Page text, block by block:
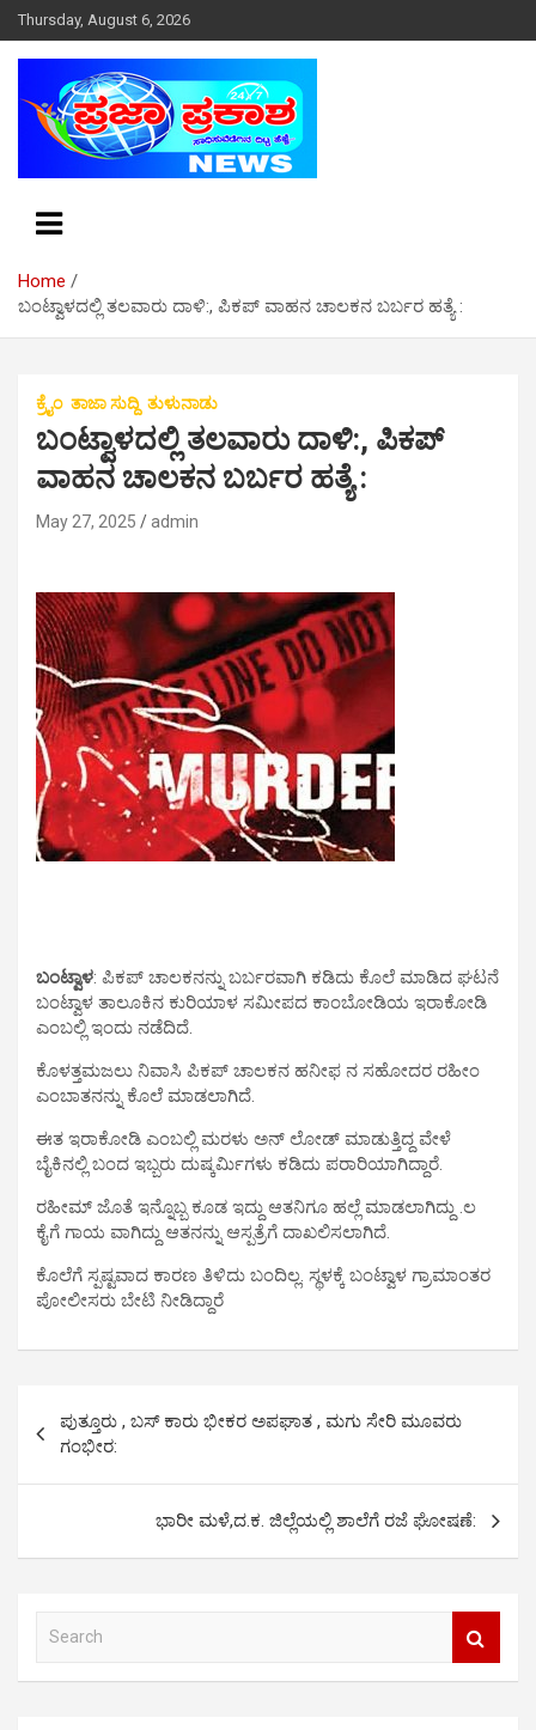
k
Thursday, August 6, 2026
Home
ಬಂಟ್ವಾಳದಲ್ಲಿ ತಲವಾರು ದಾಳಿ:, ಪಿಕಪ್ ವಾಹನ ಚಾಲಕನ‌ ಬರ್ಬರ ಹತ್ಯೆ :
ಕ್ರೈಂ ತಾಜಾ ಸುದ್ದಿ ತುಳುನಾಡು
ಬಂಟ್ವಾಳದಲ್ಲಿ ತಲವಾರು ದಾಳಿ:, ಪಿಕಪ್
ವಾಹನ ಚಾಲಕನ‌ ಬರ್ಬರ ಹತ್ಯೆ :
May 27, 2025 admin
ಬಂಟ್ವಾಳ: ಪಿಕಪ್ ಚಾಲಕನನ್ನು ಬರ್ಬರವಾಗಿ ಕಡಿದು ಕೊಲೆ ಮಾಡಿದ ಘಟನೆ
ಬಂಟ್ವಾಳ ತಾಲೂಕಿನ ಕುರಿಯಾಳ ಸಮೀಪದ ಕಾಂಬೋಡಿಯ ಇರಾಕೋಡಿ
ಎಂಬಲ್ಲಿ ಇಂದು ನಡೆದಿದೆ‌.
ಕೊಳತ್ತಮಜಲು ನಿವಾಸಿ ಪಿಕಪ್ ಚಾಲಕನ ಹನೀಫ ನ ಸಹೋದರ ರಹೀಂ
ಎಂಬಾತನನ್ನು ಕೊಲೆ ಮಾಡಲಾಗಿದೆ.
ಈತ ಇರಾಕೋಡಿ ಎಂಬಲ್ಲಿ ಮರಳು ಅನ್ ಲೋಡ್ ಮಾಡುತ್ತಿದ್ದ ವೇಳೆ
ಬೈಕಿನಲ್ಲಿ ಬಂದ ಇಬ್ಬರು ದುಷ್ಕರ್ಮಿಗಳು ಕಡಿದು ಪರಾರಿಯಾಗಿದ್ದಾರೆ.
ರಹೀಮ್ ಜೊತೆ ಇನ್ನೊಬ್ಬ ಕೂಡ ಇದ್ದು ಆತನಿಗೂ ಹಲ್ಲೆ ಮಾಡಲಾಗಿದ್ದು .ಲ
ಕೈಗೆ ಗಾಯ ವಾಗಿದ್ದು ಆತನನ್ನು ಆಸ್ಪತ್ರೆಗೆ ದಾಖಲಿಸಲಾಗಿದೆ.
ಕೊಲೆಗೆ ಸ್ಪಷ್ಟವಾದ ಕಾರಣ ತಿಳಿದು ಬಂದಿಲ್ಲ. ಸ್ಥಳಕ್ಕೆ ಬಂಟ್ವಾಳ ಗ್ರಾಮಾಂತರ
ಪೋಲೀಸರು ಬೇಟಿ ನೀಡಿದ್ದಾರೆ
s
n
i
ಪುತ್ತೂರು , ಬಸ್ ಕಾರು ಭೀಕರ ಅಪಘಾತ , ಮಗು ಸೇರಿ ಮೂವರು
ಗಂಭೀರ:
ಭಾರೀ ಮಳೆ,ದ.ಕ. ಜಿಲ್ಲೆಯಲ್ಲಿ ಶಾಲೆಗೆ ರಜೆ ಘೋಷಣೆ: